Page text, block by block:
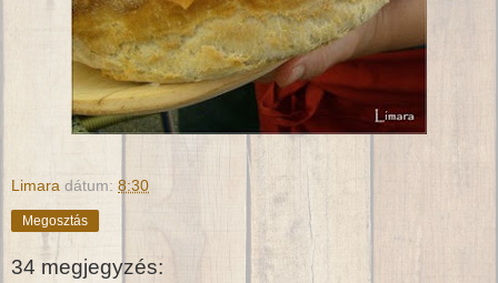
Limara dátum: 8:30
Megosztás
34 megjegyzés: